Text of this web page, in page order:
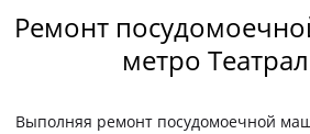
Ремонт
метро
Выполняя ремонт посудомоечной